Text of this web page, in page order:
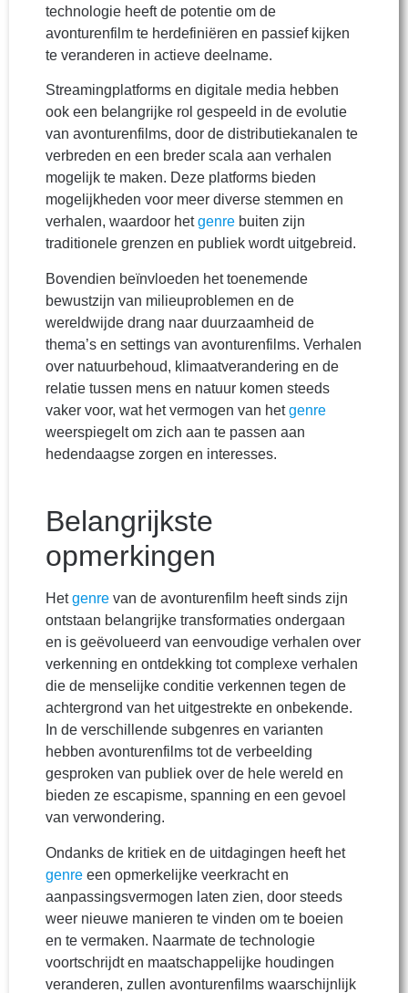
technologie heeft de potentie om de
avonturenfilm te herdefiniëren en passief kijken
te veranderen in actieve deelname.
Streamingplatforms en digitale media hebben
ook een belangrijke rol gespeeld in de evolutie
van avonturenfilms, door de distributiekanalen te
verbreden en een breder scala aan verhalen
mogelijk te maken. Deze platforms bieden
mogelijkheden voor meer diverse stemmen en
verhalen, waardoor hetgenre buiten zijn
traditionele grenzen en publiek wordt uitgebreid.
Bovendien beïnvloeden het toenemende
bewustzijn van milieuproblemen en de
wereldwijde drang naar duurzaamheid de
thema’s en settings van avonturenfilms. Verhalen
over natuurbehoud, klimaatverandering en de
relatie tussen mens en natuur komen steeds
vaker voor, wat het vermogen van hetgenre
weerspiegelt om zich aan te passen aan
hedendaagse zorgen en interesses.
Belangrijkste
opmerkingen
Hetgenre van de avonturenfilm heeft sinds zijn
ontstaan belangrijke transformaties ondergaan
en is geëvolueerd van eenvoudige verhalen over
verkenning en ontdekking tot complexe verhalen
die de menselijke conditie verkennen tegen de
achtergrond van het uitgestrekte en onbekende.
In de verschillende subgenres en varianten
hebben avonturenfilms tot de verbeelding
gesproken van publiek over de hele wereld en
bieden ze escapisme, spanning en een gevoel
van verwondering.
Ondanks de kritiek en de uitdagingen heeft het
genre een opmerkelijke veerkracht en
aanpassingsvermogen laten zien, door steeds
weer nieuwe manieren te vinden om te boeien
en te vermaken. Naarmate de technologie
voortschrijdt en maatschappelijke houdingen
veranderen, zullen avonturenfilms waarschijnlijk